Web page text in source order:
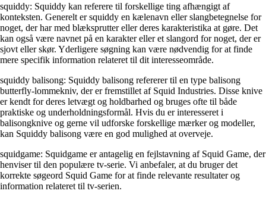
squiddy: Squiddy kan referere til forskellige ting afhængigt af
konteksten. Generelt er squiddy en kælenavn eller slangbetegnelse for
noget, der har med blæksprutter eller deres karakteristika at gøre. Det
kan også være navnet på en karakter eller et slangord for noget, der er
sjovt eller skør. Yderligere søgning kan være nødvendig for at finde
mere specifik information relateret til dit interesseområde.
squiddy balisong: Squiddy balisong refererer til en type balisong
butterfly-lommekniv, der er fremstillet af Squid Industries. Disse knive
er kendt for deres letvægt og holdbarhed og bruges ofte til både
praktiske og underholdningsformål. Hvis du er interesseret i
balisongknive og gerne vil udforske forskellige mærker og modeller,
kan Squiddy balisong være en god mulighed at overveje.
squidgame: Squidgame er antagelig en fejlstavning af Squid Game, der
henviser til den populære tv-serie. Vi anbefaler, at du bruger det
korrekte søgeord Squid Game for at finde relevante resultater og
information relateret til tv-serien.